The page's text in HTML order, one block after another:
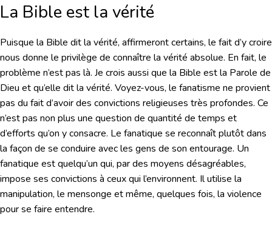
La Bible est la vérité
Puisque la Bible dit la vérité, affirmeront certains, le fait d’y croire
nous donne le privilège de connaître la vérité absolue. En fait, le
problème n’est pas là. Je crois aussi que la Bible est la Parole de
Dieu et qu’elle dit la vérité. Voyez-vous, le fanatisme ne provient
pas du fait d’avoir des convictions religieuses très profondes. Ce
n’est pas non plus une question de quantité de temps et
d’efforts qu’on y consacre. Le fanatique se reconnaît plutôt dans
la façon de se conduire avec les gens de son entourage. Un
fanatique est quelqu’un qui, par des moyens désagréables,
impose ses convictions à ceux qui l’environnent. Il utilise la
manipulation, le mensonge et même, quelques fois, la violence
pour se faire entendre.